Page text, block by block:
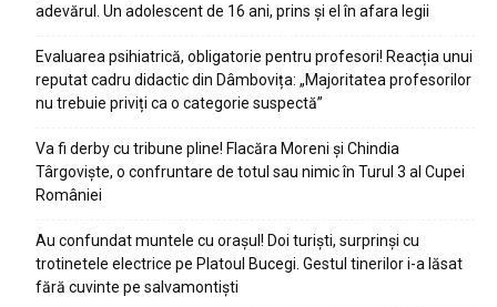
adevărul. Un adolescent de 16 ani, prins și el în afara legii
Evaluarea psihiatrică, obligatorie pentru profesori! Reacția unui
reputat cadru didactic din Dâmbovița: „Majoritatea profesorilor
nu trebuie priviți ca o categorie suspectă”
Va fi derby cu tribune pline! Flacăra Moreni și Chindia
Târgoviște, o confruntare de totul sau nimic în Turul 3 al Cupei
României
Au confundat muntele cu orașul! Doi turiști, surprinși cu
trotinetele electrice pe Platoul Bucegi. Gestul tinerilor i-a lăsat
fără cuvinte pe salvamontiști